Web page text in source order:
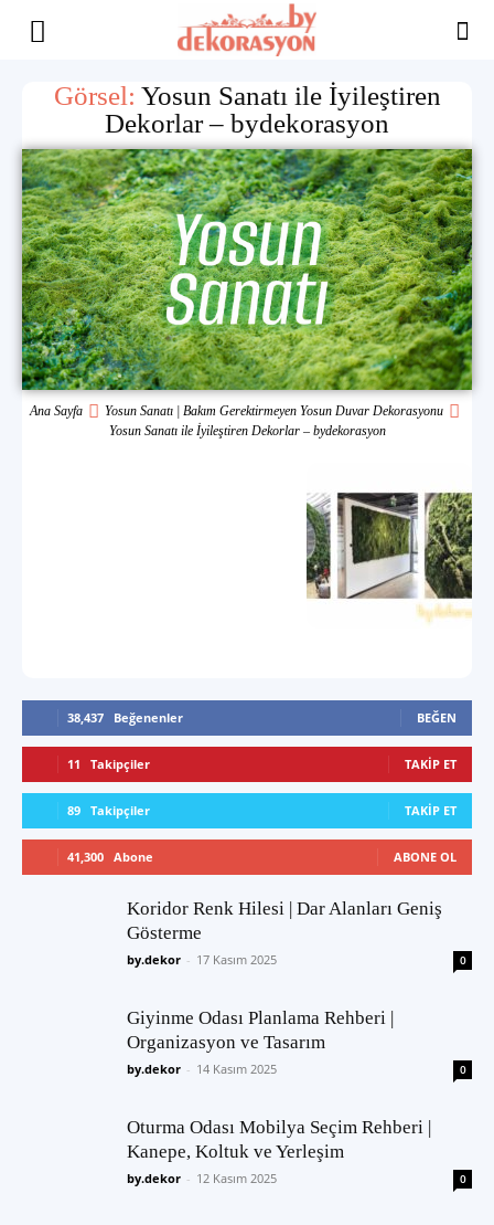
Yaşam
İlham
Görsel: Yosun Sanatı ile İyileştiren
Dekorlar – bydekorasyon
Ana Sayfa
Yosun Sanatı | Bakım Gerektirmeyen Yosun Duvar Dekorasyonu
Yosun Sanatı ile İyileştiren Dekorlar – bydekorasyon
38,437 Beğenenler BEĞEN
11 Takipçiler TAKIP ET
89 Takipçiler TAKIP ET
41,300 Abone ABONE OL
Koridor Renk Hilesi | Dar Alanları Geniş
Gösterme
by.dekor - 17 Kasım 2025 0
Giyinme Odası Planlama Rehberi |
Organizasyon ve Tasarım
by.dekor - 14 Kasım 2025 0
Oturma Odası Mobilya Seçim Rehberi |
Kanepe, Koltuk ve Yerleşim
by.dekor - 12 Kasım 2025 0